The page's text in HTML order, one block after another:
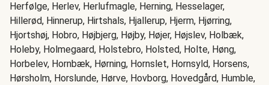
Herfølge, Herlev, Herlufmagle, Herning, Hesselager,
Hillerød, Hinnerup, Hirtshals, Hjallerup, Hjerm, Hjørring,
Hjortshøj, Hobro, Højbjerg, Højby, Højer, Højslev, Holbæk,
Holeby, Holmegaard, Holstebro, Holsted, Holte, Høng,
Horbelev, Hornbæk, Hørning, Hornslet, Hornsyld, Horsens,
Hørsholm, Horslunde, Hørve, Hovborg, Hovedgård, Humble,